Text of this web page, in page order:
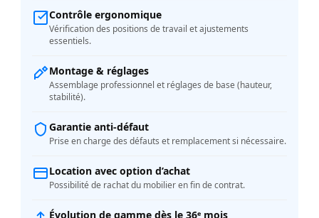
Contrôle ergonomique
Vérification des positions de travail et ajustements
essentiels.
Montage & réglages
Assemblage professionnel et réglages de base (hauteur,
stabilité).
Garantie anti-défaut
Prise en charge des défauts et remplacement si nécessaire.
Location avec option d’achat
Possibilité de rachat du mobilier en fin de contrat.
Évolution de gamme dès le 36ᵉ mois